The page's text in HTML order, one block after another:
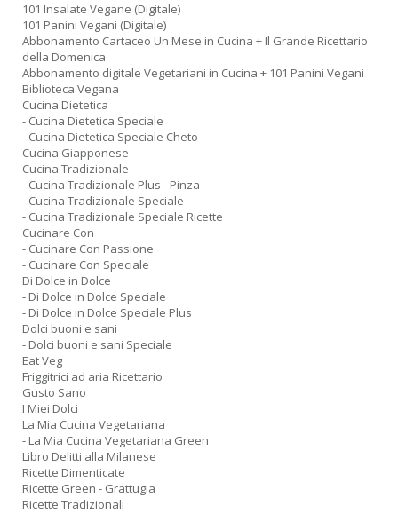
101 Insalate Vegane (Digitale)
101 Panini Vegani (Digitale)
Abbonamento Cartaceo Un Mese in Cucina + Il Grande Ricettario
della Domenica
Abbonamento digitale Vegetariani in Cucina + 101 Panini Vegani
Biblioteca Vegana
Cucina Dietetica
- Cucina Dietetica Speciale
- Cucina Dietetica Speciale Cheto
Cucina Giapponese
Cucina Tradizionale
- Cucina Tradizionale Plus - Pinza
- Cucina Tradizionale Speciale
- Cucina Tradizionale Speciale Ricette
Cucinare Con
- Cucinare Con Passione
- Cucinare Con Speciale
Di Dolce in Dolce
- Di Dolce in Dolce Speciale
- Di Dolce in Dolce Speciale Plus
Dolci buoni e sani
- Dolci buoni e sani Speciale
Eat Veg
Friggitrici ad aria Ricettario
Gusto Sano
I Miei Dolci
La Mia Cucina Vegetariana
- La Mia Cucina Vegetariana Green
Libro Delitti alla Milanese
Ricette Dimenticate
Ricette Green - Grattugia
Ricette Tradizionali